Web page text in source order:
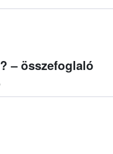
– összefoglaló